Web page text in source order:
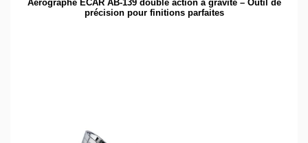
Aérographe ECAR AB-139 double action à gravité – Outil de
précision pour finitions parfaites